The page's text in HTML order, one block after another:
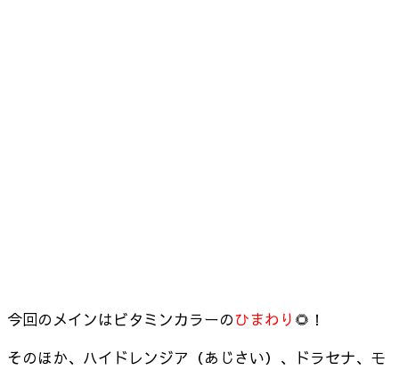
今回のメインはビタミンカラーのひまわり 🌻！
そのほか、ハイドレンジア（あじさい）、ドラセナ、モ